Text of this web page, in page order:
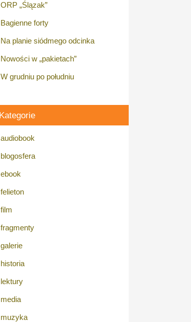
ORP „Ślązak”
Bagienne forty
Na planie siódmego odcinka
Nowości w „pakietach”
W grudniu po południu
Kategorie
audiobook
blogosfera
ebook
felieton
film
fragmenty
galerie
historia
lektury
media
muzyka